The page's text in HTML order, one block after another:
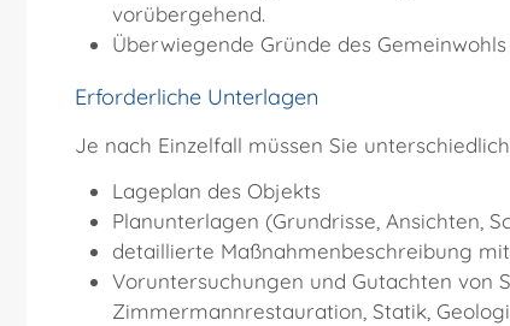
vorübergehend.
Überwiegende Gründe des
Erforderliche Unterlagen
Je nach Einzelfall müssen Sie
Lageplan des Objekts
Planunterlagen (Grundrisse, Ansichten,
detaillierte Maßnahmenbeschreibung
Voruntersuchungen und Gutachten von
Zimmermannrestauration, Statik,